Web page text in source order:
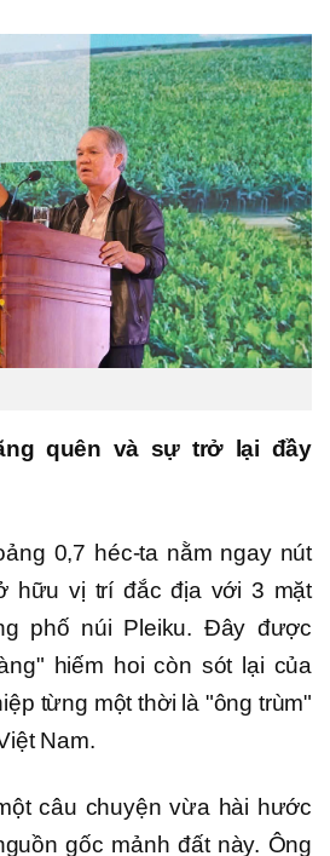
quên và sự trở lại đầy
0,7 héc-ta nằm ngay nút
hữu vị trí đắc địa với 3 mặt
phố núi Pleiku. Đây được
hiếm hoi còn sót lại của
từng một thời là "ông trùm"
Nam.
câu chuyện vừa hài hước
gốc mảnh đất này. Ông